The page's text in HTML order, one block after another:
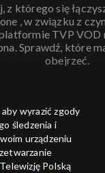
z którego się
, w związku z
TVP VOD
Sprawdź, które
obejrzeć.
wyrazić zgody
śledzenia i
urządzeniu
Polską